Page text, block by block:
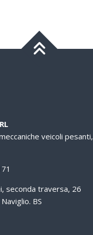
veicoli
seconda traversa, 26
BS